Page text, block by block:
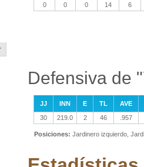
0
0 0 14 6
Defensiva de
JJ INN E TL
AVE
30
219.0 2 46 .957
Posiciones: Jardinero izquierdo,